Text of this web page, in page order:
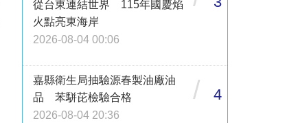
從台東連結世界 115年國慶焰
火點亮東海岸
2026-08-04 00:06
嘉縣衛生局抽驗源春製油廠油
品 苯駢芘檢驗合格
2026-08-04 20:36
/ 4